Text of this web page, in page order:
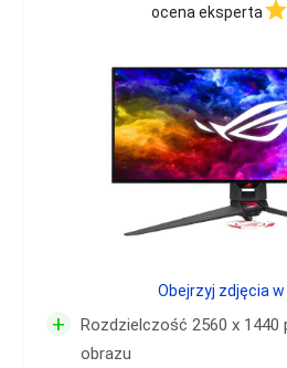
ocena eksperta
+
Rozdzielczość 2560 x
obrazu
Obejrzyj zdjęcia